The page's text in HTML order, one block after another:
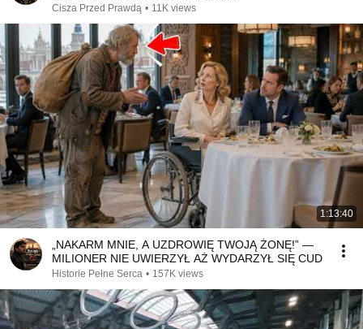
Cisza Przed Prawdą • 11K views
1:13:40
„NAKARM MNIE, A UZDROWIĘ TWOJĄ ŻONĘ!” —
MILIONER NIE UWIERZYŁ AŻ WYDARZYŁ SIĘ CUD
Historie Pełne Serca • 157K views